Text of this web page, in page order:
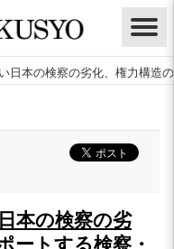
日本の検察の劣化、権力構造
本の検察の劣
ートする検察・